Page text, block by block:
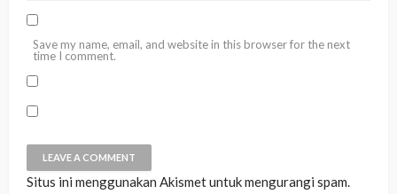
Save my name, email, and website in this browser for the next
time I comment.
Situs ini menggunakan Akismet untuk mengurangi spam.